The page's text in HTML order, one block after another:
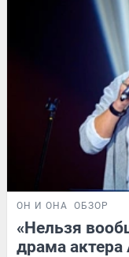
ОН И ОНА ОБЗОР
«Нельзя
драма